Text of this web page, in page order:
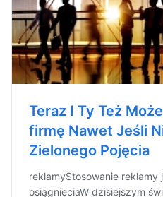
Teraz I Ty Też
firmę Nawet Jeśli
Zielonego Pojęcia
reklamyStosowanie reklamy
osiągnięciaW dzisiejszym